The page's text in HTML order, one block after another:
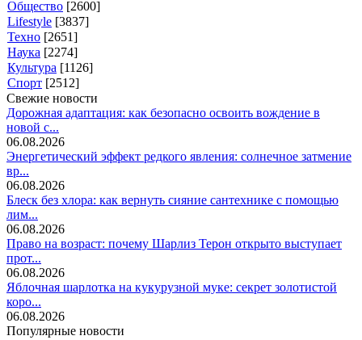
Общество [2600]
Lifestyle [3837]
Техно [2651]
Наука [2274]
Культура [1126]
Спорт [2512]
Свежие новости
Дорожная адаптация: как безопасно освоить вождение в
новой с...
06.08.2026
Энергетический эффект редкого явления: солнечное затмение
вр...
06.08.2026
Блеск без хлора: как вернуть сияние сантехнике с помощью
лим...
06.08.2026
Право на возраст: почему Шарлиз Терон открыто выступает
прот...
06.08.2026
Яблочная шарлотка на кукурузной муке: секрет золотистой
коро...
06.08.2026
Популярные новости